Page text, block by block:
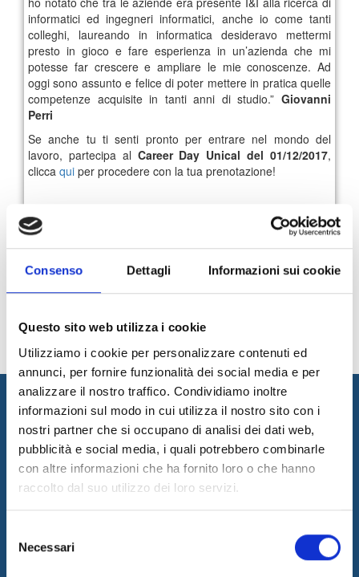
Consenso Dettagli Informazioni sui cookie
Questo sito web utilizza i cookie
Utilizziamo i cookie per personalizzare contenuti ed
annunci, per fornire funzionalità dei social media e per
analizzare il nostro traffico. Condividiamo inoltre
informazioni sul modo in cui utilizza il nostro sito con i
nostri partner che si occupano di analisi dei dati web,
pubblicità e social media, i quali potrebbero combinarle
con altre informazioni che ha fornito loro o che hanno
raccolto dal suo utilizzo dei loro servizi.
delNecessari
informatici ed ingegneri informatici, anche io come tanti
colleghi, laureando in informatica desideravo mettermi
presto in gioco e fare esperienza in un’azienda che mi
potesse far crescere e ampliare le mie conoscenze. Ad
oggi sono assunto e felice di poter mettere in pratica quelle
competenze acquisite in tanti anni di studio.” Giovanni
Perri
Se anche tu ti senti pronto per entrare nel mondo del
lavoro, partecipa al Career Day Unical del 01/12/2017,
clicca qui per procedere con la tua prenotazione!
98
99
Archivio News
soluzioni innovative, erogando consulenza ed outsourcing per
supportare il business dei propri clienti grazie ad un team di